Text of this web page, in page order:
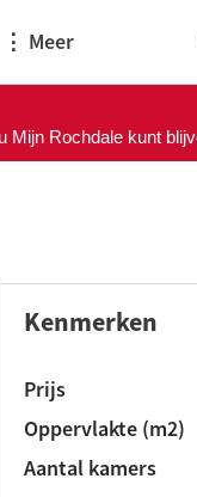
Meer
Mijn Rochdale kunt
Kenmerken
Prijs
Oppervlakte (m2)
Aantal kamers